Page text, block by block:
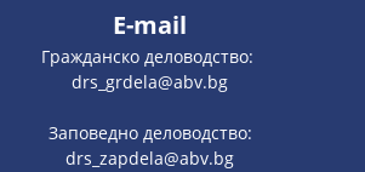
E-mail
Гражданско деловодство:
drs_grdela@abv.bg
Заповедно деловодство:
drs_zapdela@abv.bg